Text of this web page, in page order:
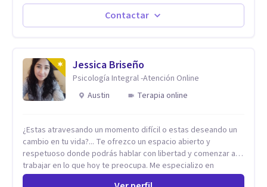
la terapia puede no funcionar al tener una visión demasiado
simplista, excluyendo de antemano otros factores que
como algo particular e intentando adaptarme a tu situación
personal concreta. En especial mi ámbito de trabajo es la
disfunción eréctil, la eyaculación precoz y la falta de deseo
tanto en mujeres como en hombres. La sexualidad es de
relación saludable de pareja.
Contactar
Jessica Briseño
Psicología Integral -Atención Online
Austin
Terapia online
¿Estas atravesando un momento difícil o estas deseando un
cambio en tu vida?... Te ofrezco un espacio abierto y
respetuoso donde podrás hablar con libertad y comenzar a
trabajar en lo que hoy te preocupa. Me especializo en
Trastornos de Ansiedad y a lo largo de mi experiencia